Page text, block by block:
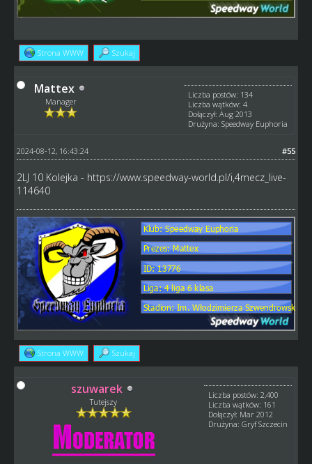
Strona WWW Szukaj
Mattex
Manager
Liczba postów: 134
Liczba wątków: 4
Dołączył: Aug 2013
Drużyna: Speedway Euphoria
#55
2024-08-12, 16:43:24
2LJ 10 Kolejka - https://www.speedway-world.pl/i,4mecz_live-
114640
Strona WWW Szukaj
szuwarek
Tutejszy
Liczba postów: 2,400
Liczba wątków: 161
Dołączył: Mar 2012
Drużyna: Gryf Szczecin